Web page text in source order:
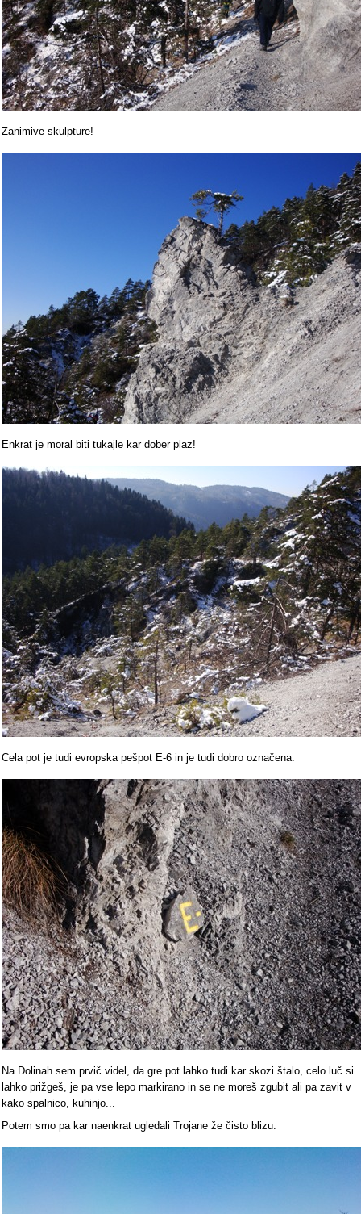
Zanimive skulpture!
Enkrat je moral biti tukajle kar dober plaz!
Cela pot je tudi evropska pešpot E-6 in je tudi dobro označena:
Na Dolinah sem prvič videl, da gre pot lahko tudi kar skozi štalo, celo luč si
lahko prižgeš, je pa vse lepo markirano in se ne moreš zgubit ali pa zavit v
kako spalnico, kuhinjo...
Potem smo pa kar naenkrat ugledali Trojane že čisto blizu: